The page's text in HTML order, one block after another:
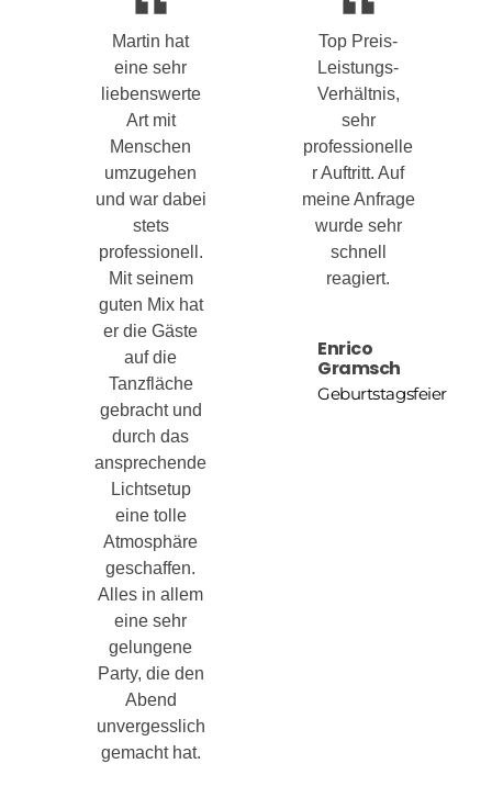
Martin hat
eine sehr
liebenswerte
Art mit
Menschen
umzugehen
und war dabei
stets
professionell.
Mit seinem
guten Mix hat
er die Gäste
auf die
Tanzfläche
gebracht und
durch das
ansprechende
Lichtsetup
eine tolle
Atmosphäre
geschaffen.
Alles in allem
eine sehr
gelungene
Party, die den
Abend
unvergesslich
gemacht hat.
Top Preis-
Leistungs-
Verhältnis,
sehr
professionelle
r Auftritt. Auf
meine Anfrage
wurde sehr
schnell
reagiert.
Enrico
Gramsch
Geburtstagsfeier